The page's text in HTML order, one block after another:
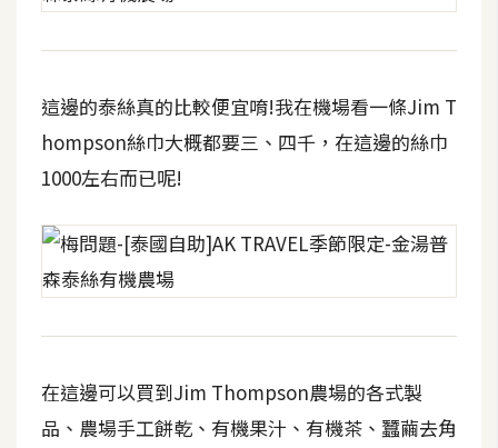
這邊的泰絲真的比較便宜唷!我在機場看一條Jim T
hompson絲巾大概都要三、四千，在這邊的絲巾
1000左右而已呢!
在這邊可以買到Jim Thompson農場的各式製
品、農場手工餅乾、有機果汁、有機茶、蠶繭去角